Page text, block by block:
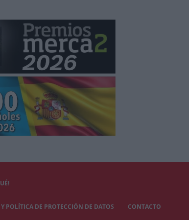
POLÍTICA DE PROTECCIÓN DE DATOS CONTACTO